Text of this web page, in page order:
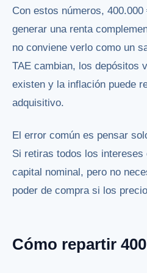
Con estos números,
generar una renta
no conviene verlo como un
TAE cambian, los depósitos
existen y la inflación puede
adquisitivo.
El error común es pensar
Si retiras todos los intereses
capital nominal, pero no
poder de compra si los
Cómo repartir